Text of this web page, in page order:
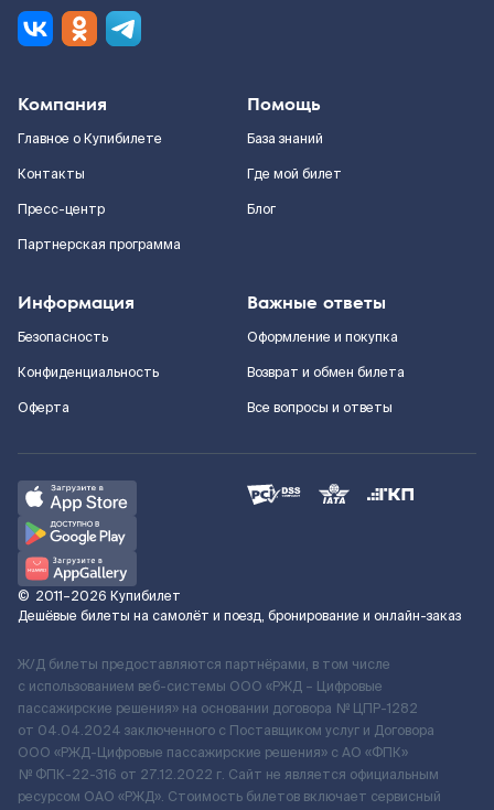
Компания
Главное о Купибилете
Контакты
Пресс-центр
Партнерская программа
Помощь
База знаний
Где мой билет
Блог
Информация
Безопасность
Конфиденциальность
Оферта
Важные ответы
Оформление и покупка
Возврат и обмен билета
Все вопросы и ответы
© 2011–2026 Купибилет
Дешёвые билеты на самолёт и поезд, бронирование и онлайн-заказ
Ж/Д билеты предоставляются партнёрами, в том числе
с использованием веб-системы ООО «РЖД – Цифровые
пассажирские решения» на основании договора № ЦПР-1282
от 04.04.2024 заключенного с Поставщиком услуг и Договора
ООО «РЖД-Цифровые пассажирские решения» c АО «ФПК»
№ ФПК-22-316 от 27.12.2022 г. Сайт не является официальным
ресурсом ОАО «РЖД». Стоимость билетов включает сервисный